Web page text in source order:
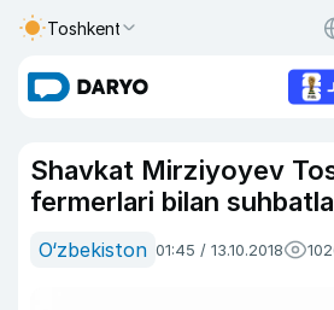
Toshkent
Shavkat Mirziyoyev
fermerlari bilan
O‘zbekiston 01:45 / 13.10.2018